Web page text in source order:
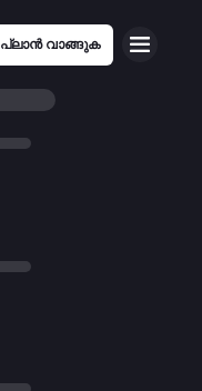
പ്ലാൻ വാങ്ങുക